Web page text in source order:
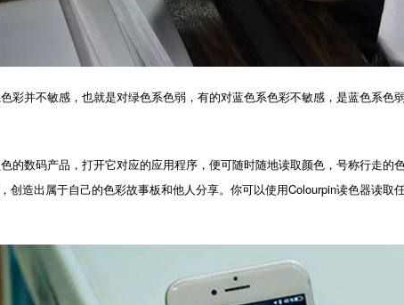
并不敏感，也就是对绿色系色弱，有的对蓝色系色彩不敏感，是蓝色系色
数码产品，打开它对应的应用程序，便可随时随地读取颜色，号称行走的
造出属于自己的色彩故事板和他人分享。你可以使用Colourpin读色器读